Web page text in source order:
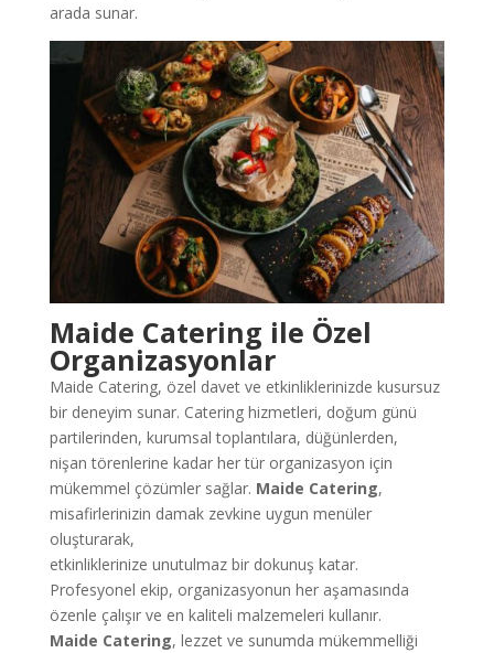
arada sunar.
Maide Catering ile Özel
Organizasyonlar
Maide Catering, özel davet ve etkinliklerinizde kusursuz
bir deneyim sunar. Catering hizmetleri, doğum günü
partilerinden, kurumsal toplantılara, düğünlerden,
nişan törenlerine kadar her tür organizasyon için
mükemmel çözümler sağlar. Maide Catering,
misafirlerinizin damak zevkine uygun menüler
oluşturarak,
etkinliklerinize unutulmaz bir dokunuş katar.
Profesyonel ekip, organizasyonun her aşamasında
özenle çalışır ve en kaliteli malzemeleri kullanır.
Maide Catering, lezzet ve sunumda mükemmelliği